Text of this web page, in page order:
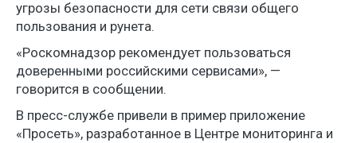
угрозы безопасности для сети связи общего
пользования и рунета.
«Роскомнадзор рекомендует пользоваться
доверенными российскими сервисами», —
говорится в сообщении.
В пресс-службе привели в пример приложение
«Просеть», разработанное в Центре мониторинга и